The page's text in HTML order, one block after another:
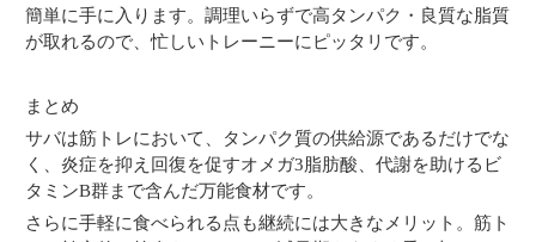
簡単に手に入ります。調理いらずで高タンパク・良質な脂質
が取れるので、忙しいトレーニーにピッタリです。
まとめ
サバは筋トレにおいて、タンパク質の供給源であるだけでな
く、炎症を抑え回復を促すオメガ3脂肪酸、代謝を助けるビ
タミンB群まで含んだ万能食材です。
さらに手軽に食べられる点も継続には大きなメリット。筋ト